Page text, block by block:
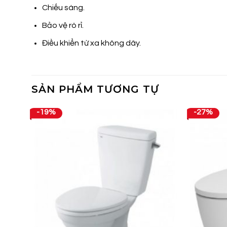
Chiếu sáng.
Bảo vệ rò rỉ.
Điều khiển từ xa không dây.
SẢN PHẨM TƯƠNG TỰ
-19% -27%